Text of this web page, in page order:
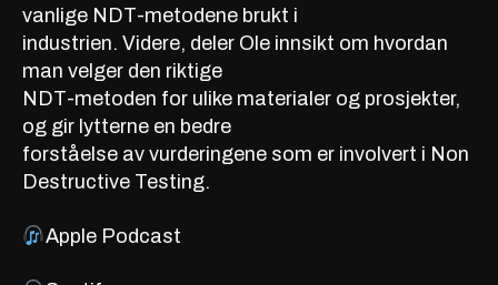
vanlige NDT-metodene brukt i
industrien. Videre, deler Ole innsikt om hvordan
man velger den riktige
NDT-metoden for ulike materialer og prosjekter,
og gir lytterne en bedre
forståelse av vurderingene som er involvert i Non
Destructive Testing.
Apple Podcast